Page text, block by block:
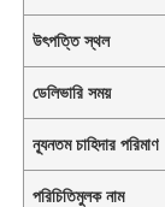
উৎপত্তি স্থল
ডেলিভারি সময়
ন্যূনতম চাহিদার পরিমাণ
পরিচিতিমুলক নাম